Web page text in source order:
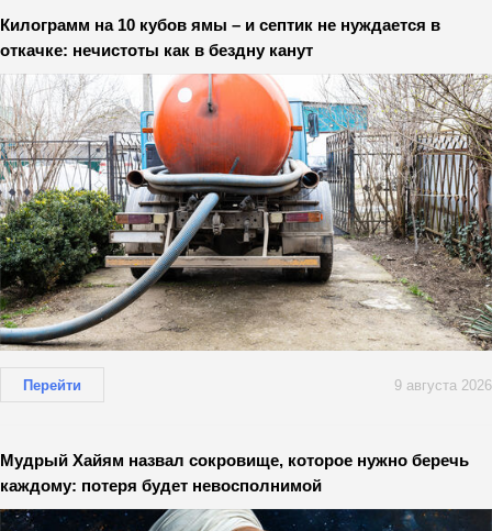
Килограмм на 10 кубов ямы – и септик не нуждается в
откачке: нечистоты как в бездну канут
Перейти 9 августа 2026
Мудрый Хайям назвал сокровище, которое нужно беречь
каждому: потеря будет невосполнимой